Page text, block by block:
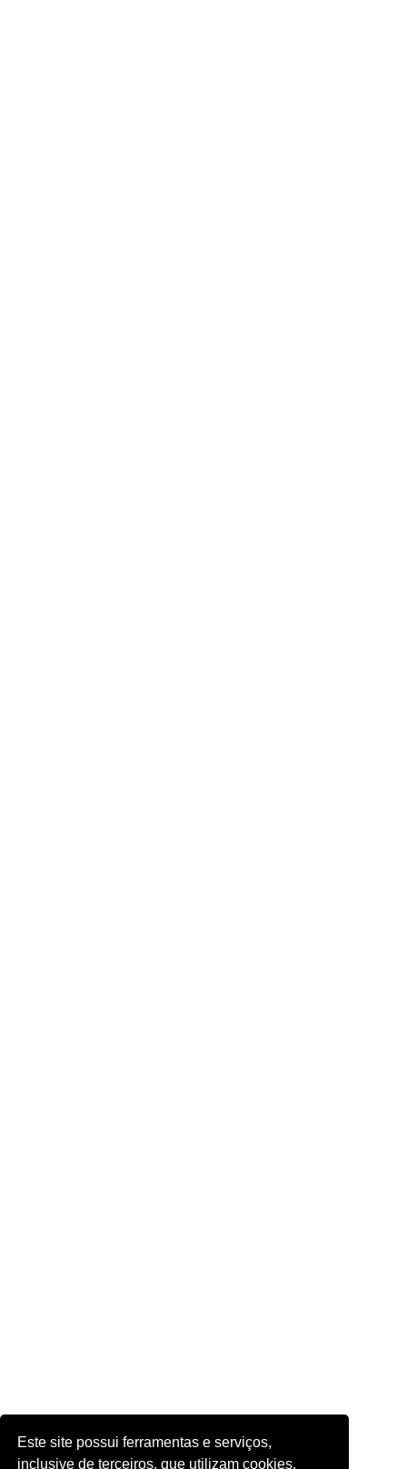
Este site possui ferramentas e serviços,
inclusive de terceiros, que utilizam cookies.